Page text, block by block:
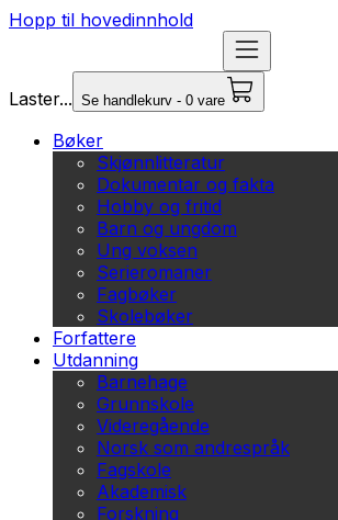
Hopp til hovedinnhold
Laster... Se handlekurv - 0 vare
Bøker
Skjønnlitteratur
Dokumentar og fakta
Hobby og fritid
Barn og ungdom
Ung voksen
Serieromaner
Fagbøker
Skolebøker
Forfattere
Utdanning
Barnehage
Grunnskole
Videregående
Norsk som andrespråk
Fagskole
Akademisk
Forskning